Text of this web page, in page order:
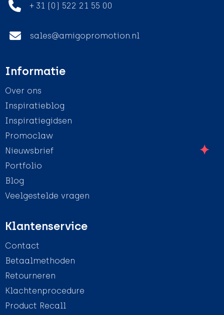
+ 31 (0) 522 21 55 00
sales@amigopromotion.nl
Informatie
Over ons
Inspiratieblog
Inspiratiegidsen
Promoclaw
Nieuwsbrief
Portfolio
Blog
Veelgestelde vragen
Klantenservice
Contact
Betaalmethoden
Retourneren
Klachtenprocedure
Product Recall